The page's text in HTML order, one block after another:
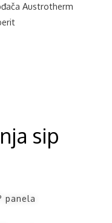
Austrotherm
sip
panela